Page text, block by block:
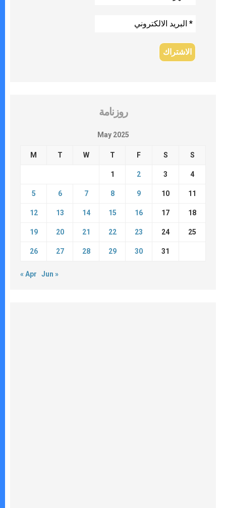
روزنامة
May 2025
M T W T F S S
1 2 3 4
5 6 7 8 9 10 11
12 13 14 15 16 17 18
19 20 21 22 23 24 25
26 27 28 29 30 31
« Apr Jun »